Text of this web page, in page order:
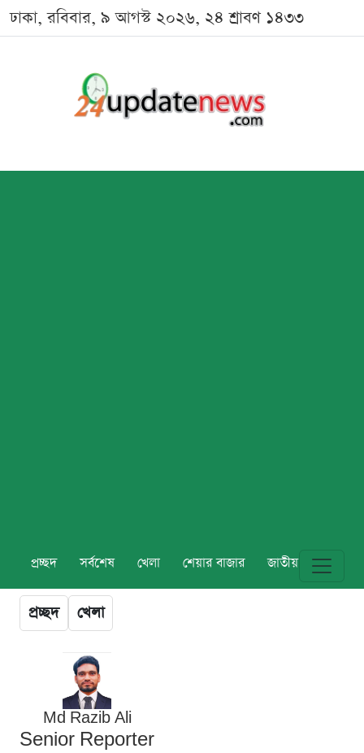
ঢাকা, রবিবার, ৯ আগস্ট ২০২৬, ২৪ শ্রাবণ ১৪৩৩
প্রচ্ছদ সর্বশেষ খেলা শেয়ার বাজার জাতীয় বিশ্ব
প্রচ্ছদ খেলা
Md Razib Ali
Senior Reporter